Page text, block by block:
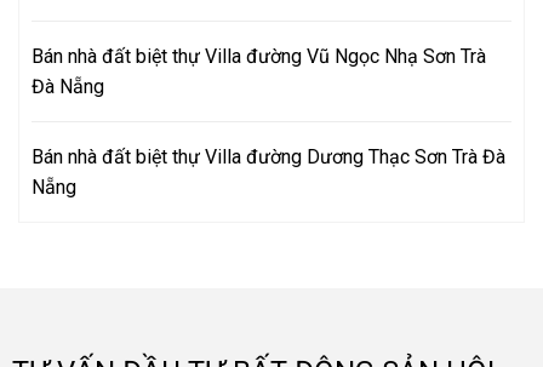
Bán nhà đất biệt thự Villa đường Vũ Ngọc Nhạ Sơn Trà
Đà Nẵng
Bán nhà đất biệt thự Villa đường Dương Thạc Sơn Trà Đà
Nẵng